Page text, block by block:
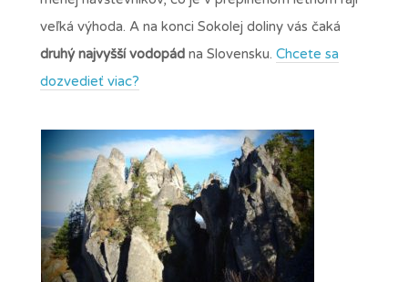
veľká výhoda. A na konci Sokolej doliny vás čaká
druhý najvyšší vodopád na Slovensku. Chcete sa
dozvedieť viac?